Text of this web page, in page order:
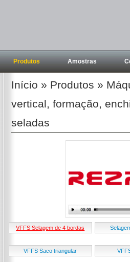
Produtos Amostras
Início » Produtos »
vertical, formação,
seladas
VFFS Selagem de 4 bordas
VFFS Saco triangular